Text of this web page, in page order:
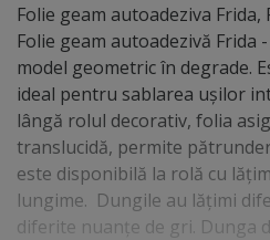
Folie geam autoadeziva
Folie geam autoadezivă Frida
model geometric în degrade.
ideal pentru sablarea uşilor
lângă rolul decorativ, folia
translucidă, permite
este disponibilă la rolă cu
lungime. Dungile au lăţimi
diferite nuanţe de gri. Dunga